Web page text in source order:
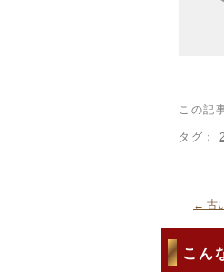
この記
タグ：
← 古
こん